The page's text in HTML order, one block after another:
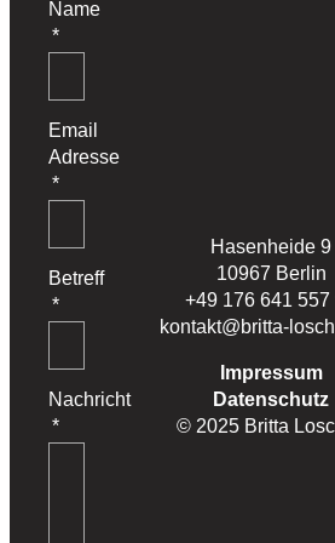
Hasenheide 9
10967 Berlin
+49 176 641 557
kontakt@britta-
Impressum
Datenschutz
© 2025 Britta
Name
Email
Adresse
Betreff
Nachricht